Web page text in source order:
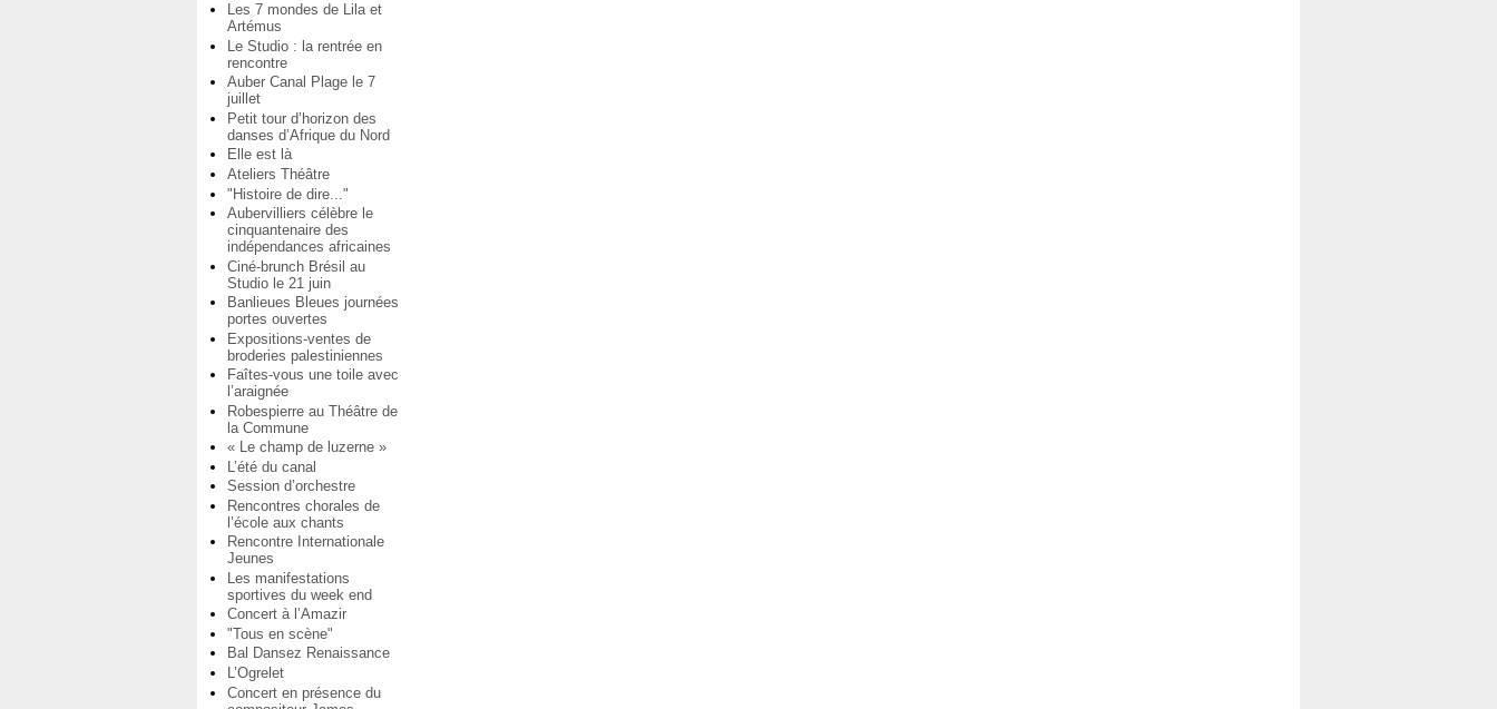
Les 7 mondes de Lila et
Artémus
Le Studio : la rentrée en
rencontre
Auber Canal Plage le 7
juillet
Petit tour d’horizon des
danses d’Afrique du Nord
Elle est là
Ateliers Théâtre
"Histoire de dire..."
Aubervilliers célèbre le
cinquantenaire des
indépendances africaines
Ciné-brunch Brésil au
Studio le 21 juin
Banlieues Bleues journées
portes ouvertes
Expositions-ventes de
broderies palestiniennes
Faîtes-vous une toile avec
l’araignée
Robespierre au Théâtre de
la Commune
« Le champ de luzerne »
L’été du canal
Session d’orchestre
Rencontres chorales de
l’école aux chants
Rencontre Internationale
Jeunes
Les manifestations
sportives du week end
Concert à l’Amazir
"Tous en scène"
Bal Dansez Renaissance
L’Ogrelet
Concert en présence du